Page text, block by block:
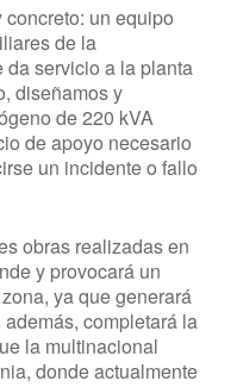
un equipo
de la
servicio a la planta
diseñamos y
de 220 kVA
de apoyo necesario
un incidente o fallo
obras realizadas en
y provocará un
ya que generará
completará la
la multinacional
donde actualmente